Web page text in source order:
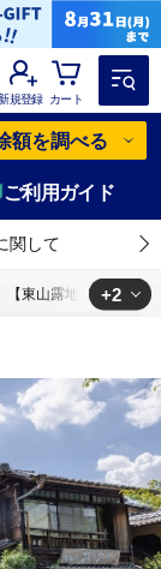
規登録 カート
額を調べる
ご利用ガイド
関して
【東山露地 Kazeno
その他体験チケット
+2